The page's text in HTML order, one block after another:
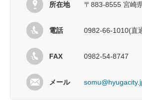
所在地 〒883-8555 宮崎
電話 0982-66-1010(直
FAX 0982-54-8747
メール